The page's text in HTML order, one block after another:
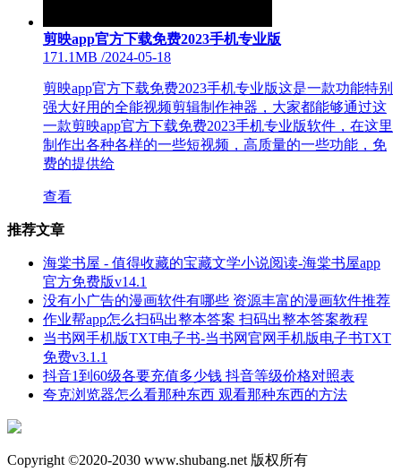
剪映app官方下载免费2023手机专业版
171.1MB /2024-05-18
剪映app官方下载免费2023手机专业版这是一款功能特别
强大好用的全能视频剪辑制作神器，大家都能够通过这
一款剪映app官方下载免费2023手机专业版软件，在这里
制作出各种各样的一些短视频，高质量的一些功能，免
费的提供给
查看
推荐文章
海棠书屋 - 值得收藏的宝藏文学小说阅读-海棠书屋app
官方免费版v14.1
没有小广告的漫画软件有哪些 资源丰富的漫画软件推荐
作业帮app怎么扫码出整本答案 扫码出整本答案教程
当书网手机版TXT电子书-当书网官网手机版电子书TXT
免费v3.1.1
抖音1到60级各要充值多少钱 抖音等级价格对照表
夸克浏览器怎么看那种东西 观看那种东西的方法
Copyright ©2020-2030 www.shubang.net 版权所有